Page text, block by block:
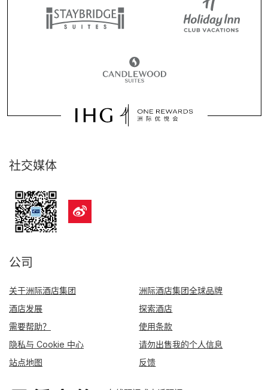
社交媒体
公司
关于洲际酒店集团
洲际酒店集团全球品牌
酒店发展
探索酒店
需要帮助？
使用条款
隐私与 Cookie 中心
请勿出售我的个人信息
站点地图
反馈